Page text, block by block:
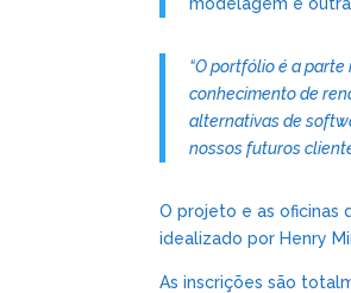
“O portfólio é a
conhecimento de
alternativas de
nossos futuros
O projeto e as oficinas
idealizado por Henry
As inscrições são